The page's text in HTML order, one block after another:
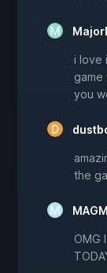
i love
game
you
the
OMG